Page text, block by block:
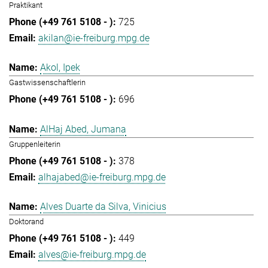
Praktikant
725
akilan@ie-freiburg.mpg.de
Akol, Ipek
Gastwissenschaftlerin
696
AlHaj Abed, Jumana
Gruppenleiterin
378
alhajabed@ie-freiburg.mpg.de
Alves Duarte da Silva, Vinicius
Doktorand
449
alves@ie-freiburg.mpg.de